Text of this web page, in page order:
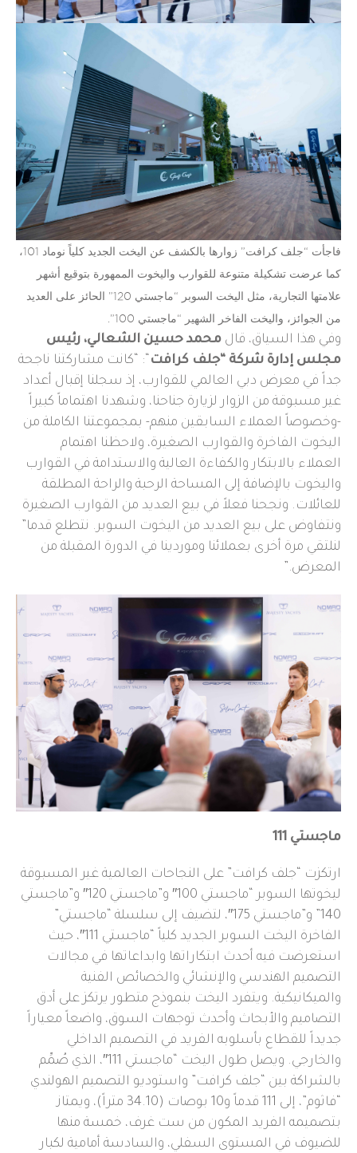
فاجأت “جلف كرافت” زوارها بالكشف عن اليخت الجديد كلياً نوماد 101،
كما عرضت تشكيلة متنوعة للقوارب واليخوت الممهورة بتوقيع أشهر
علامتها التجارية، مثل اليخت السوبر “ماجستي 120” الحائز على العديد
من الجوائز، واليخت الفاخر الشهير “ماجستي 100”.
وفي هذا السياق، قال محمد حسين الشعالي، رئيس
مجلس إدارة شركة “جلف كرافت “: “كانت مشاركتنا ناجحة
جداً في معرض دبي العالمي للقوارب، إذ سجلنا إقبال أعداد
غير مسبوقة من الزوار لزيارة جناحنا، وشهدنا اهتماماً كبيراً
-وخصوصاً العملاء السابقين منهم- بمجموعتنا الكاملة من
اليخوت الفاخرة والقوارب الصغيرة، ولاحظنا اهتمام
العملاء بالابتكار والكفاءة العالية والاستدامة في القوارب
واليخوت بالإضافة إلى المساحة الرحبة والراحة المطلقة
للعائلات. ونجحنا فعلاً في بيع العديد من القوارب الصغيرة
ونتفاوض على بيع العديد من اليخوت السوبر. نتطلع قدما”
لنلتقي مرة أخرى بعملائنا وموردينا في الدورة المقبلة من
المعرض.”
ماجستي 111
ارتكزت “جلف كرافت” على النجاحات العالمية غير المسبوقة
ليخوتها السوبر “ماجستي 100″ و”ماجستي 120″ و”ماجستي
140” و”ماجستي 175″، لتضيف إلى سلسلة “ماجستي”
الفاخرة اليخت السوبر الجديد كلياً “ماجستي 111″، حيث
استعرضت فيه أحدث ابتكاراتها وابداعاتها في مجالات
التصميم الهندسي والإنشائي والخصائص الفنية
والميكانيكية. ويتفرد اليخت بنموذج متطور يرتكز على أدق
التصاميم والأبحاث وأحدث توجهات السوق، واضعاً معياراً
جديداً للقطاع بأسلوبه الفريد في التصميم الداخلي
والخارجي. ويصل طول اليخت “ماجستي 111″، الذي صُمِّم
بالشراكة بين “جلف كرافت” واستوديو التصميم الهولندي
“فاثوم”، إلى 111 قدماً و10 بوصات (34.10 متراً)، ويمتاز
بتصميمه الفريد المكون من ست غرف، خمسة منها
للضيوف في المستوى السفلي، والسادسة أمامية لكبار